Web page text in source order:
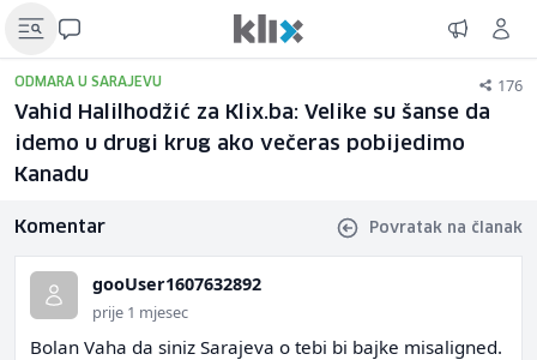
ODMARA U SARAJEVU 176
Vahid Halilhodžić za Klix.ba: Velike su šanse da
idemo u drugi krug ako večeras pobijedimo
Kanadu
Komentar Povratak na članak
gooUser1607632892
prije 1 mjesec
Bolan Vaha da siniz Sarajeva o tebi bi bajke misaligned.